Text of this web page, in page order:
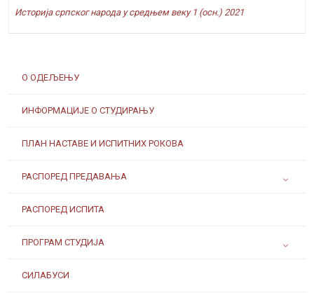
О ОДЕЉЕЊУ
ИНФОРМАЦИЈЕ О СТУДИРАЊУ
ПЛАН НАСТАВЕ И ИСПИТНИХ РОКОВА
РАСПОРЕД ПРЕДАВАЊА
РАСПОРЕД ИСПИТА
ПРОГРАМ СТУДИЈА
СИЛАБУСИ
Историја српског народа у средњем веку 1 (осн.) 2021